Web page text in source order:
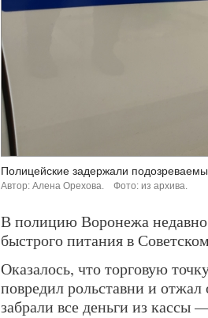
Полицейские задержали
Автор: Алена Орехова. Фото: из архива.
В полицию Воронежа недавно
быстрого питания в
Оказалось, что торговую
повредил рольставни и
забрали все деньги из кассы